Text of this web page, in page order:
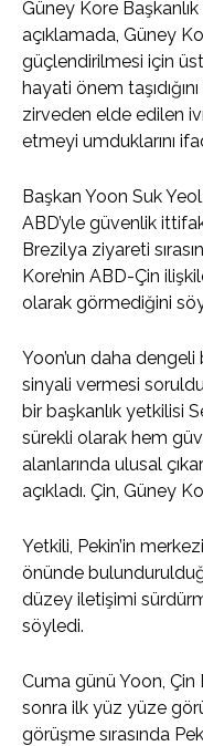
Güney Kore
açıklamada, Güney
güçlendirilmesi için
hayati önem
zirveden elde edilen
etmeyi umduklarını
Başkan Yoon Suk
ABD’yle güvenlik
Brezilya ziyareti
Kore’nin ABD-Çin
olarak görmediğini
Yoon’un daha
sinyali vermesi
bir başkanlık yetkilisi
sürekli olarak hem
alanlarında ulusal
açıkladı. Çin, Güney
Yetkili, Pekin’in
önünde
düzey iletişimi
söyledi.
Cuma günü Yoon, Çin
sonra ilk yüz yüze
görüşme sırasında